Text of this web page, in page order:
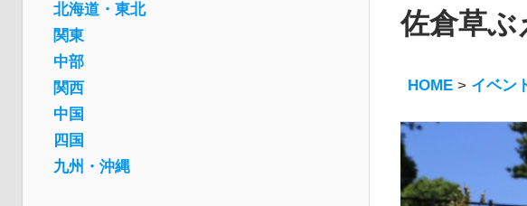
佐倉草ぶ
HOME > イベン
北海道・東北
関東
中部
関西
中国
四国
九州・沖縄